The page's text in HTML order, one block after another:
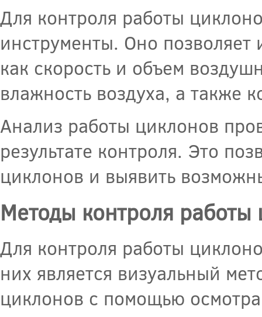
Для контроля работы
инструменты. Оно позволяет
как скорость и объем
влажность воздуха, а также
Анализ работы циклонов
результате контроля. Это
циклонов и выявить
Методы контроля работы
Для контроля работы
них является визуальный
циклонов с помощью